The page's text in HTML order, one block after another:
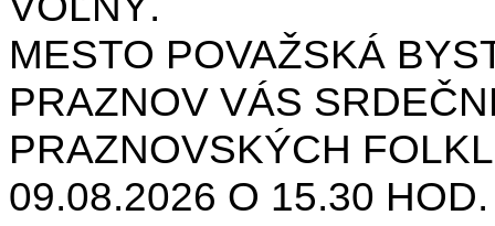
MESTO POVAŽSKÁ
PRAZNOV VÁS
PRAZNOVSKÝCH
09.08.2026 O 15.30